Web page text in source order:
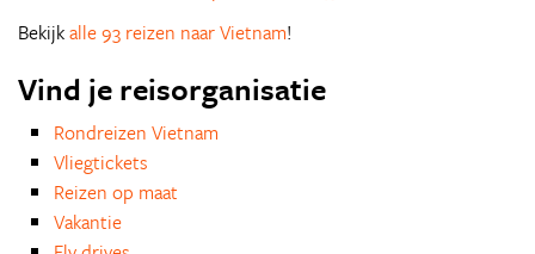
Bekijkalle 93 reizen naar Vietnam!
Vind je reisorganisatie
Rondreizen Vietnam
Vliegtickets
Reizen op maat
Vakantie